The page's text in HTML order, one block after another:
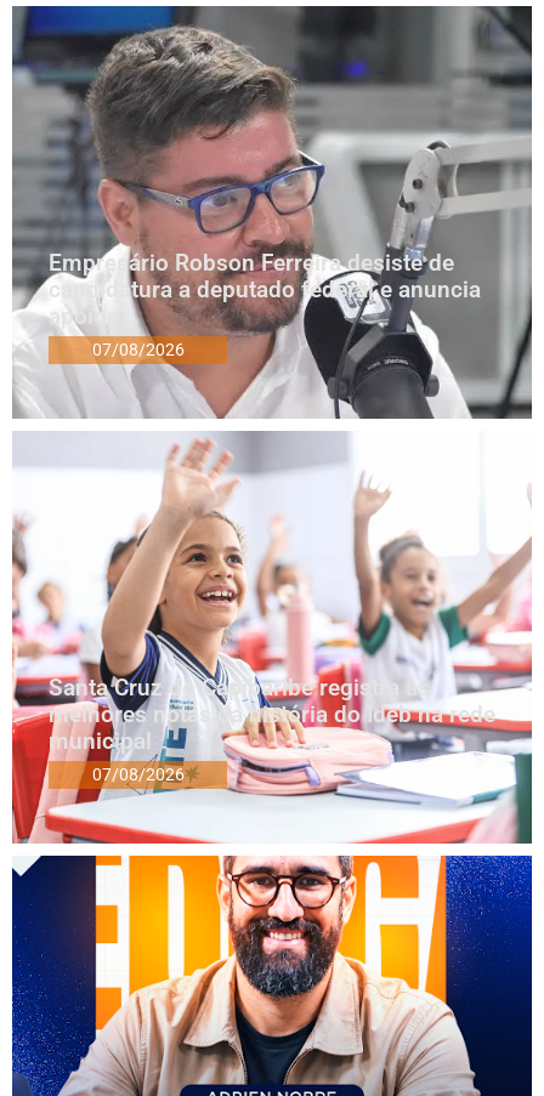
Empresário Robson Ferreira desiste de
candidatura a deputado federal e anuncia
apoios
07/08/2026
Santa Cruz do Capibaribe registra as
melhores notas da história do Ideb na rede
municipal
07/08/2026